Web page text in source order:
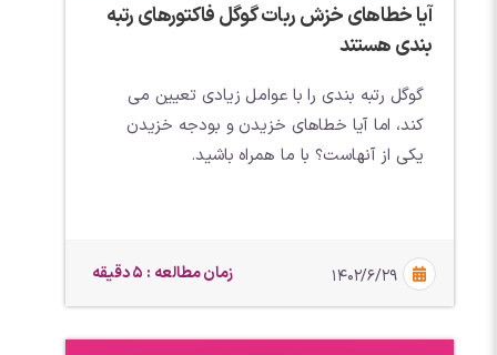
آیا خطاهای خزش ربات گوگل فاکتورهای رتبه
بندی هستند
گوگل رتبه بندی را با عوامل زیادی تعیین می
کند، اما آیا خطاهای خزیدن و بودجه خزیدن
یکی از آنهاست؟ با ما همراه باشید.
۱۴۰۲/۶/۲۹ زمان مطالعه : 5 دقیقه